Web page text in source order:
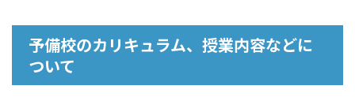
予備校のカリキュラム、授業内容などに
ついて